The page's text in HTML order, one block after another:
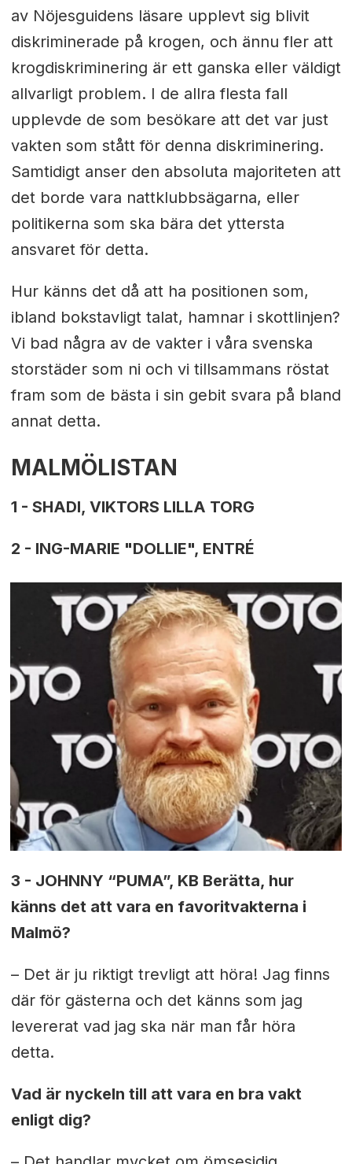
av Nöjesguidens läsare upplevt sig blivit
diskriminerade på krogen, och ännu fler att
krogdiskriminering är ett ganska eller väldigt
allvarligt problem. I de allra flesta fall
upplevde de som besökare att det var just
vakten som stått för denna diskriminering.
Samtidigt anser den absoluta majoriteten att
det borde vara nattklubbsägarna, eller
politikerna som ska bära det yttersta
ansvaret för detta.
Hur känns det då att ha positionen som,
ibland bokstavligt talat, hamnar i skottlinjen?
Vi bad några av de vakter i våra svenska
storstäder som ni och vi tillsammans röstat
fram som de bästa i sin gebit svara på bland
annat detta.
MALMÖLISTAN
1 - SHADI, VIKTORS LILLA TORG
2 - ING-MARIE "DOLLIE", ENTRÉ
3 - JOHNNY “PUMA”, KB Berätta, hur
känns det att vara en favoritvakterna i
Malmö?
– Det är ju riktigt trevligt att höra! Jag finns
där för gästerna och det känns som jag
levererat vad jag ska när man får höra
detta.
Vad är nyckeln till att vara en bra vakt
enligt dig?